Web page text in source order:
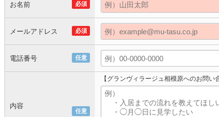
必須
お名前
必須
メールアドレス
任意
電話番号
任意
内容
【グランヴィラージュ相模原へのお問い